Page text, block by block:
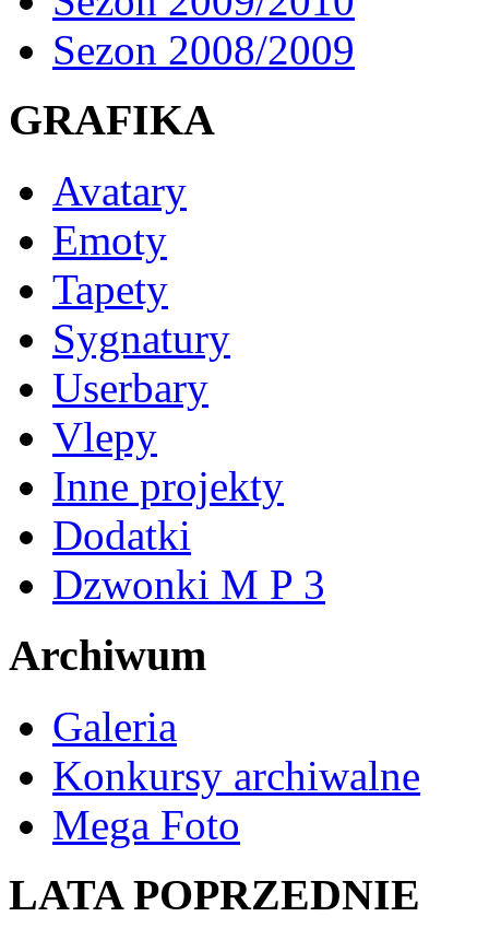
Sezon 2008/2009
GRAFIKA
Avatary
Emoty
Tapety
Sygnatury
Userbary
Vlepy
Inne projekty
Dodatki
Dzwonki M P 3
Archiwum
Galeria
Konkursy archiwalne
Mega Foto
LATA POPRZEDNIE